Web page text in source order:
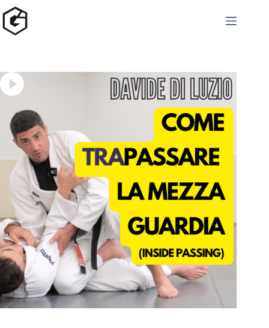
Salta
al
contenuto